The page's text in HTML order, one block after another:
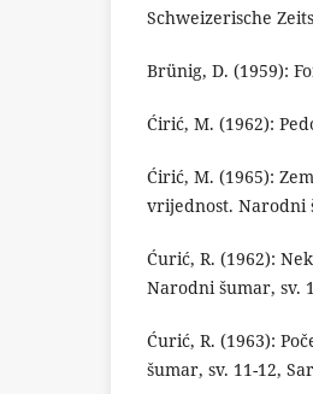
Schweizerische
Brünig, D. (1959):
Ćirić, M. (1962):
Ćirić, M. (1965):
vrijednost. Narodni
Ćurić, R. (1962):
Narodni šumar, sv.
Ćurić, R. (1963):
šumar, sv. 11-12,